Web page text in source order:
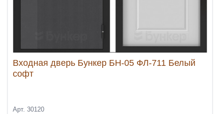
Входная дверь Бункер БН-05 ФЛ-711 Белый
софт
Арт. 30120